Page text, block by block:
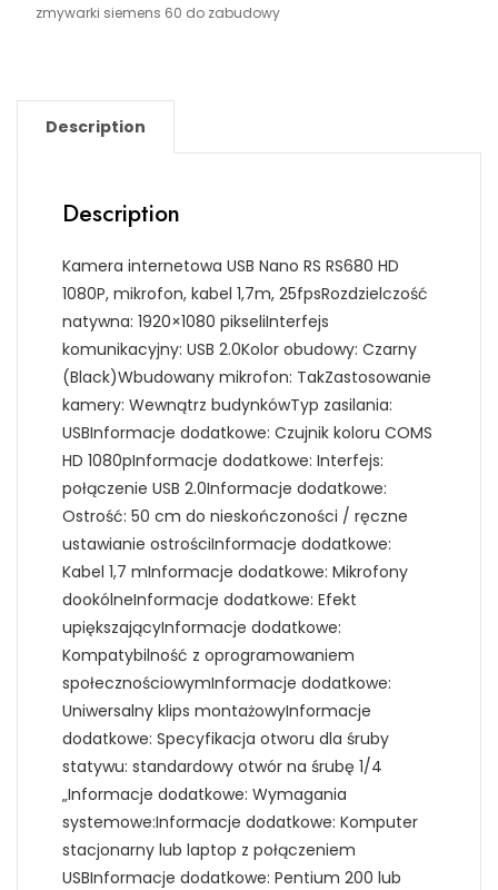
zmywarki siemens 60 do zabudowy
Description
Description
Kamera internetowa USB Nano RS RS680 HD
1080P, mikrofon, kabel 1,7m, 25fpsRozdzielczość
natywna: 1920×1080 pikseliInterfejs
komunikacyjny: USB 2.0Kolor obudowy: Czarny
(Black)Wbudowany mikrofon: TakZastosowanie
kamery: Wewnątrz budynkówTyp zasilania:
USBInformacje dodatkowe: Czujnik koloru COMS
HD 1080pInformacje dodatkowe: Interfejs:
połączenie USB 2.0Informacje dodatkowe:
Ostrość: 50 cm do nieskończoności / ręczne
ustawianie ostrościInformacje dodatkowe:
Kabel 1,7 mInformacje dodatkowe: Mikrofony
dookólneInformacje dodatkowe: Efekt
upiększającyInformacje dodatkowe:
Kompatybilność z oprogramowaniem
społecznościowymInformacje dodatkowe:
Uniwersalny klips montażowyInformacje
dodatkowe: Specyfikacja otworu dla śruby
statywu: standardowy otwór na śrubę 1/4
„Informacje dodatkowe: Wymagania
systemowe:Informacje dodatkowe: Komputer
stacjonarny lub laptop z połączeniem
USBInformacje dodatkowe: Pentium 200 lub